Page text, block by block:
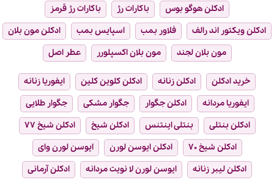
ادکلن هوگو بوس
باکارات رژ
باکارات رژ قرمز
ادکلن ویکتور اند رالف
فلاور بمب اسپایس بمب
ادکلن مون بلان
مون بلان لجند
مون بلان اکسپلورر عطر اصل
خرید ادکلن ادکلن زنانه ادکلن کلوین کلین
ایفوریا زنانه
ایفوریا مردانه
ادکلن جگوار جگوار مشکی
جگوار طلایی
ادکلن بنتلی
بنتلی اینتنس ادکلن شیخ
ادکلن شیخ ۷۷
ادکلن شیخ ۷۰
ادکلن ایوسن لورن
ایوسن لورن وای
ادکلن لیبر زنانه
ایوسن لورن لا نویت مردانه
ادکلن آرمانی